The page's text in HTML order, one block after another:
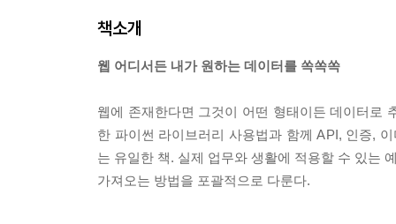
책소개
웹 어디서든 내가 원하는 데이터를 쏙쏙쏙
웹에 존재한다면 그것이 어떤 형태이든 데이터로
한 파이썬 라이브러리 사용법과 함께 API, 인증,
는 유일한 책. 실제 업무와 생활에 적용할 수 있는
가져오는 방법을 포괄적으로 다룬다.